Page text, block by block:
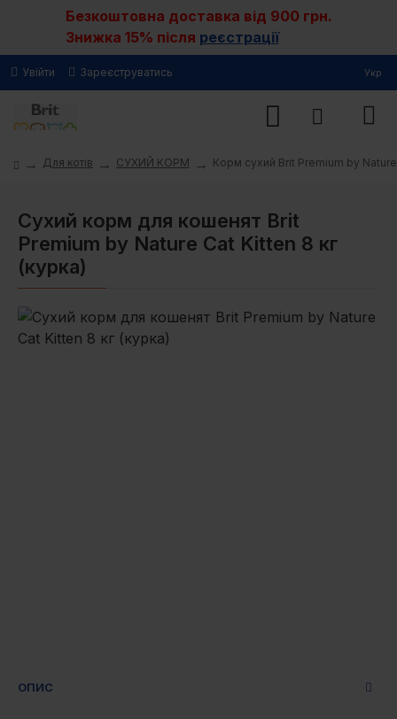
Безкоштовна доставка від 900 грн.
Знижка 15% після реєстрації
Увійти Зареєструватись Укр
Для котів СУХИЙ КОРМ Корм сухий Brit Premium by
Сухий корм для кошенят Brit
Premium by Nature Cat Kitten 8 кг
(курка)
ОПИС